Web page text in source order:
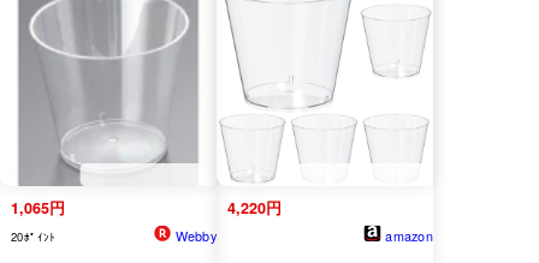
1,065円
20ﾎﾟｲﾝﾄ Webby
4,220円
amazon